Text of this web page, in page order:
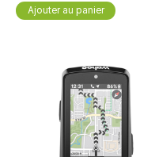
Ajouter au panier